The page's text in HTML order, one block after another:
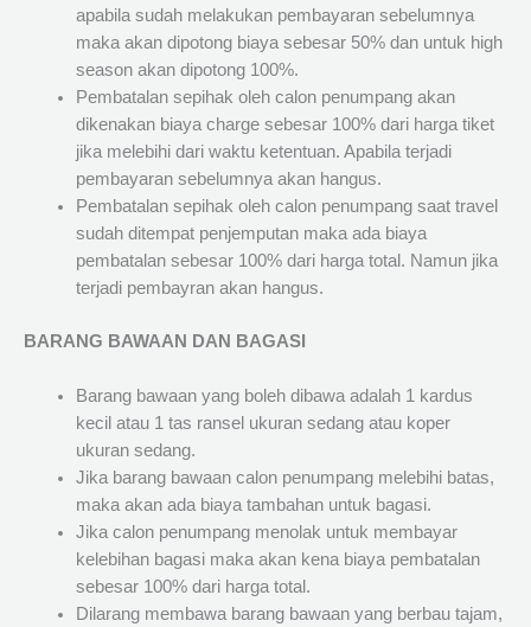
apabila sudah melakukan pembayaran sebelumnya
maka akan dipotong biaya sebesar 50% dan untuk high
season akan dipotong 100%.
Pembatalan sepihak oleh calon penumpang akan
dikenakan biaya charge sebesar 100% dari harga tiket
jika melebihi dari waktu ketentuan. Apabila terjadi
pembayaran sebelumnya akan hangus.
Pembatalan sepihak oleh calon penumpang saat travel
sudah ditempat penjemputan maka ada biaya
pembatalan sebesar 100% dari harga total. Namun jika
terjadi pembayran akan hangus.
BARANG BAWAAN DAN BAGASI
Barang bawaan yang boleh dibawa adalah 1 kardus
kecil atau 1 tas ransel ukuran sedang atau koper
ukuran sedang.
Jika barang bawaan calon penumpang melebihi batas,
maka akan ada biaya tambahan untuk bagasi.
Jika calon penumpang menolak untuk membayar
kelebihan bagasi maka akan kena biaya pembatalan
sebesar 100% dari harga total.
Dilarang membawa barang bawaan yang berbau tajam,